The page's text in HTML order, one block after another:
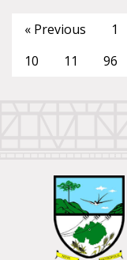
« Previous 1
10
11 96